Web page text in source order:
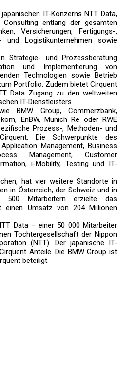
IT-Konzerns NTT Data,
entlang der gesamten
Versicherungen, Fertigungs-,
und Logistikunternehmen sowie
Strategie- und Prozessberatung
und Implementierung von
Technologien sowie Betrieb
Portfolio. Zudem bietet Cirquent
Data Zugang zu den weltweiten
IT-Dienstleisters.
BMW Group, Commerzbank,
EnBW, Munich Re oder RWE
Prozess-, Methoden- und
Die Schwerpunkte des
Management, Business
Management, Customer
i-Mobility, Testing und IT-
hat vier weitere Standorte in
in Österreich, der Schweiz und in
500 Mitarbeitern erzielte das
einen Umsatz von 204 Millionen
Data – einer 50 000 Mitarbeiter
Tochtergesellschaft der Nippon
(NTT). Der japanische IT-
Anteile. Die BMW Group ist
beteiligt.